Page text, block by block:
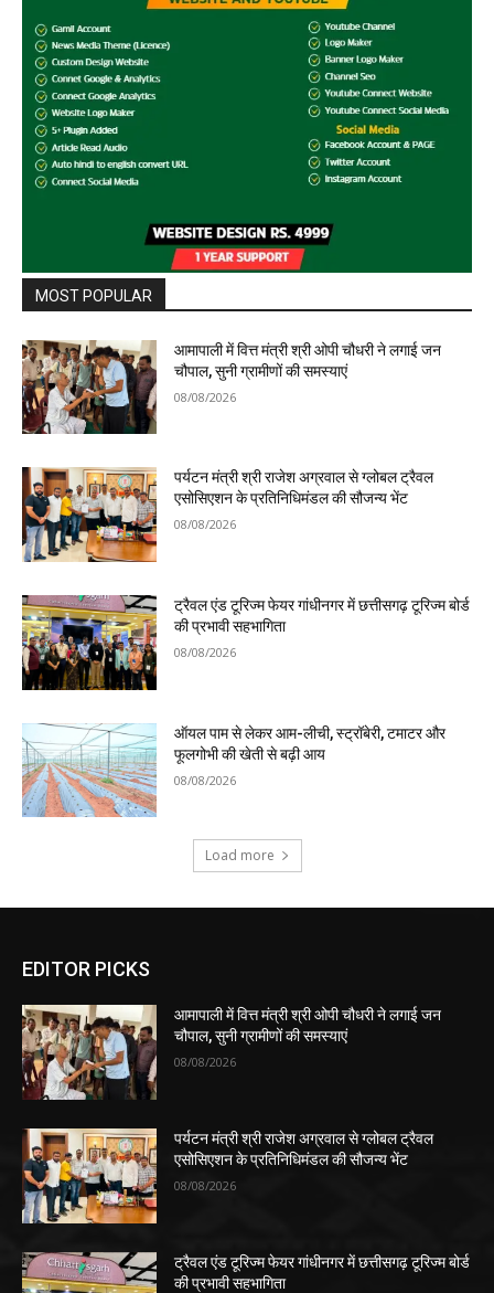
MOST POPULAR
आमापाली में वित्त मंत्री श्री ओपी चौधरी ने लगाई जन
चौपाल, सुनी ग्रामीणों की समस्याएं
08/08/2026
पर्यटन मंत्री श्री राजेश अग्रवाल से ग्लोबल ट्रैवल
एसोसिएशन के प्रतिनिधिमंडल की सौजन्य भेंट
08/08/2026
ट्रैवल एंड टूरिज्म फेयर गांधीनगर में छत्तीसगढ़ टूरिज्म बोर्ड
की प्रभावी सहभागिता
08/08/2026
ऑयल पाम से लेकर आम-लीची, स्ट्रॉबेरी, टमाटर और
फूलगोभी की खेती से बढ़ी आय
08/08/2026
Load more
EDITOR PICKS
आमापाली में वित्त मंत्री श्री ओपी चौधरी ने लगाई जन
चौपाल, सुनी ग्रामीणों की समस्याएं
08/08/2026
पर्यटन मंत्री श्री राजेश अग्रवाल से ग्लोबल ट्रैवल
एसोसिएशन के प्रतिनिधिमंडल की सौजन्य भेंट
08/08/2026
ट्रैवल एंड टूरिज्म फेयर गांधीनगर में छत्तीसगढ़ टूरिज्म बोर्ड
की प्रभावी सहभागिता